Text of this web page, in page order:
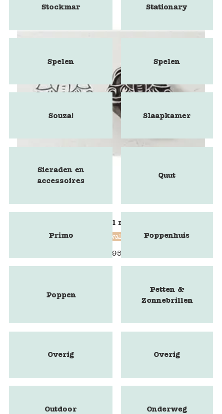
Blokstempel mammoet
Blockwallah
9,95
Stockmar Stationary
Spelen Spelen
Souza! Slaapkamer
Sieraden en
accessoires
Quut
Primo Poppenhuis
Poppen
Petten &
Zonnebrillen
Overig Overig
Outdoor Onderweg